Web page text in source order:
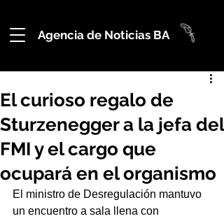
Agencia de Noticias BA
El curioso regalo de
Sturzenegger a la jefa del
FMI y el cargo que
ocupará en el organismo
El ministro de Desregulación mantuvo
un encuentro a sala llena con